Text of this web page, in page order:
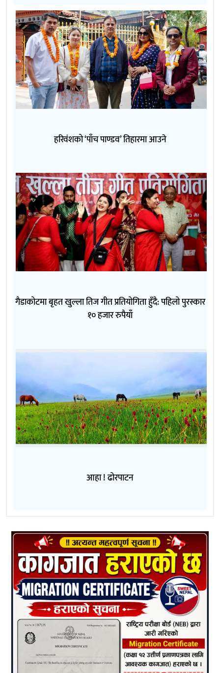
हरिवंशको ‘पाँच पाण्डव’ तिहारमा आउने
गैडाकोटमा बृहत खुल्ला तिज गीत प्रतियोगिता हुँदै: पहिलो पुरस्कार
१० हजार रुपैयाँ
आहा ! ढोरपाटन